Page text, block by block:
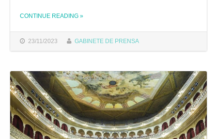
23/11/2023 GABINETE DE PRENSA
CONTINUE READING THE "EL AYUNTAMIENTO CLAUSURA EL PROYECTO POPI DE PREVENCIÓN DEL FRACASO ESCOLAR Y ABSENTISMO"
»